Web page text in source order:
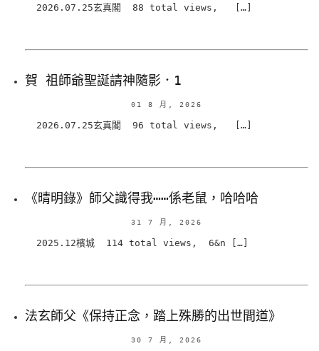
2026.07.25玄真閣 88 total views, […]
賀 祖師爺聖誕請神隨影．1
01 8 月, 2026
2026.07.25玄真閣 96 total views, […]
《晴明錄》師父識得我⋯⋯係老鼠，哈哈哈
31 7 月, 2026
2025.12檳城 114 total views, 6&n […]
法玄師父《保持正念，踏上殊勝的出世間道》
30 7 月, 2026